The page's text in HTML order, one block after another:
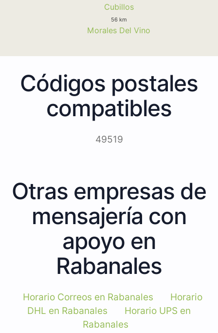
Cubillos
56 km
Morales Del Vino
Códigos postales
compatibles
49519
Otras empresas de
mensajería con
apoyo en
Rabanales
Horario Correos en Rabanales
Horario
DHL en Rabanales
Horario UPS en
Rabanales